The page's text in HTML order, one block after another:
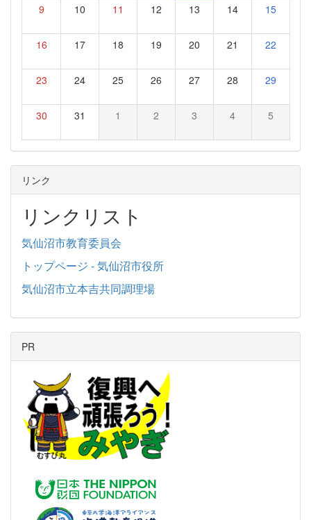
9 10 11 12 13 14 15
16 17 18 19 20 21 22
23 24 25 26 27 28 29
30 31 1 2 3 4 5
リンク
リンクリスト
気仙沼市教育委員会
トップページ - 気仙沼市役所
気仙沼市立本吉共同調理場
PR